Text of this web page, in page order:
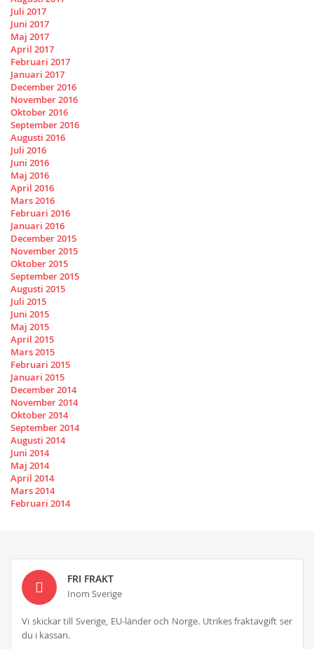
Juli 2017
Juni 2017
Maj 2017
April 2017
Februari 2017
Januari 2017
December 2016
November 2016
Oktober 2016
September 2016
Augusti 2016
Juli 2016
Juni 2016
Maj 2016
April 2016
Mars 2016
Februari 2016
Januari 2016
December 2015
November 2015
Oktober 2015
September 2015
Augusti 2015
Juli 2015
Juni 2015
Maj 2015
April 2015
Mars 2015
Februari 2015
Januari 2015
December 2014
November 2014
Oktober 2014
September 2014
Augusti 2014
Juni 2014
Maj 2014
April 2014
Mars 2014
Februari 2014
FRI FRAKT
Inom Sverige
Vi skickar till Sverige, EU-länder och Norge. Utrikes fraktavgift ser
du i kassan.